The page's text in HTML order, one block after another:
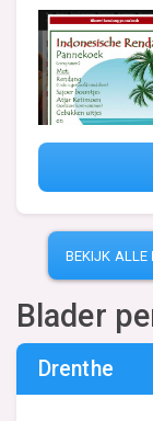
BEKIJK ALLE
Blader
Drenthe